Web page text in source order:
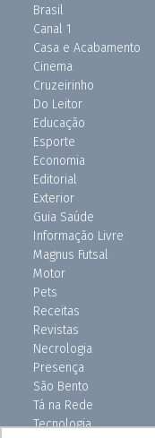
Brasil
Canal 1
Casa e Acabamento
Cinema
Cruzeirinho
Do Leitor
Educação
Esporte
Economia
Editorial
Exterior
Guia Saúde
Informação Livre
Magnus Futsal
Motor
Pets
Receitas
Revistas
Necrologia
Presença
São Bento
Tá na Rede
Tecnologia